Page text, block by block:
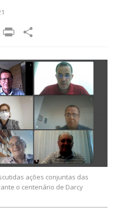
CopyPrint
ações conjuntas das
o centenário de Darcy